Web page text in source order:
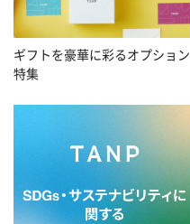
ギフトを豪華に彩るオプション
特集